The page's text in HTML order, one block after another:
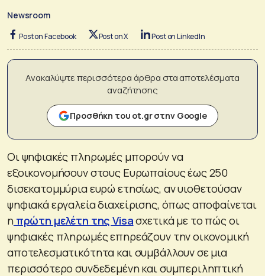
Newsroom
Post on Facebook Post on X Post on LinkedIn
Ανακαλύψτε περισσότερα άρθρα στα αποτελέσματα
αναζήτησης
Προσθήκη του ot.gr στην Google
Οι ψηφιακές πληρωμές μπορούν να
εξοικονομήσουν στους Ευρωπαίους έως 250
δισεκατομμύρια ευρώ ετησίως, αν υιοθετούσαν
ψηφιακά εργαλεία διαχείρισης, όπως αποφαίνεται
ηπρώτη μελέτη της Visaσχετικά με το πώς οι
ψηφιακές πληρωμές επηρεάζουν την οικονομική
αποτελεσματικότητα και συμβάλλουν σε μια
περισσότερο συνδεδεμένη και συμπεριληπτική